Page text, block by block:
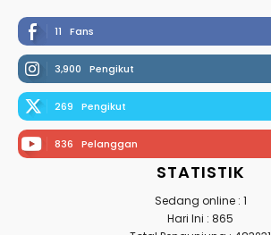
11 Fans
3,900 Pengikut
269 Pengikut
836 Pelanggan
STATISTIK
Sedang online : 1
Hari Ini : 865